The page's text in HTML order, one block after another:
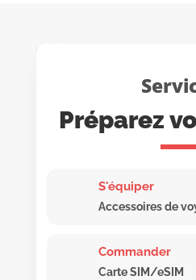
Préparez
S'équiper
Accessoires de
Commander
Carte SIM/eSIM